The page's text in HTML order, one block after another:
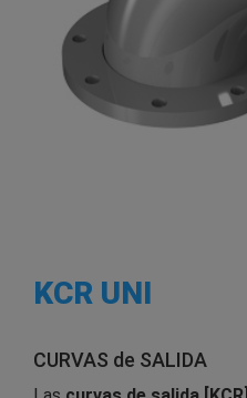
KCR UNI
CURVAS de SALIDA